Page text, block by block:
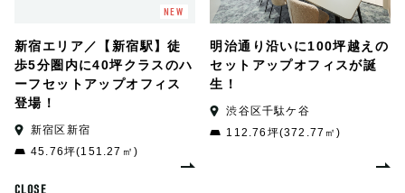
NEW
新宿エリア／【新宿駅】徒
歩5分圏内に40坪クラスのハ
ーフセットアップオフィス
登場！
新宿区新宿
45.76坪(151.27㎡)
明治通り沿いに100坪越えの
セットアップオフィスが誕
生！
渋谷区千駄ケ谷
112.76坪(372.77㎡)
CLOSE